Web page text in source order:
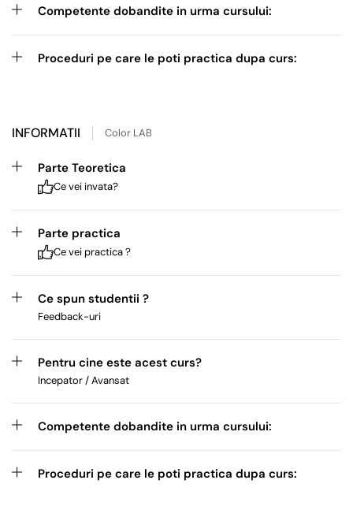
Competente dobandite in urma cursului:
Proceduri pe care le poti practica dupa curs:
INFORMATII Color LAB
Parte Teoretica
Ce vei invata?
Parte practica
Ce vei practica ?
Ce spun studentii ?
Feedback-uri
Pentru cine este acest curs?
Incepator / Avansat
Competente dobandite in urma cursului:
Proceduri pe care le poti practica dupa curs: